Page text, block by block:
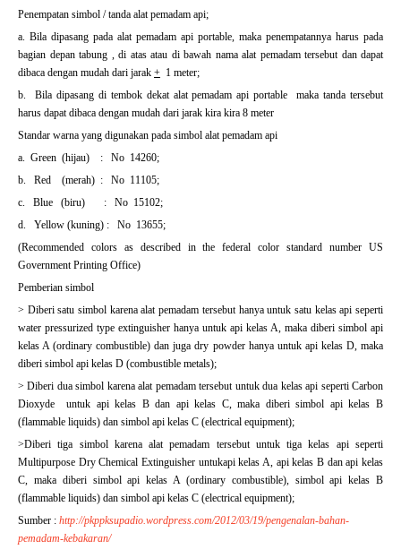
Penempatan simbol / tanda alat pemadam api;
a. Bila dipasang pada alat pemadam api portable, maka penempatannya harus pada
bagian depan tabung , di atas atau di bawah nama alat pemadam tersebut dan dapat
dibaca dengan mudah dari jarak + 1 meter;
b. Bila dipasang di tembok dekat alat pemadam api portable maka tanda tersebut
harus dapat dibaca dengan mudah dari jarak kira kira 8 meter
Standar warna yang digunakan pada simbol alat pemadam api
a. Green (hijau) : No 14260;
b. Red (merah) : No 11105;
c. Blue (biru) : No 15102;
d. Yellow (kuning) : No 13655;
(Recommended colors as described in the federal color standard number US
Government Printing Office)
Pemberian simbol
> Diberi satu simbol karena alat pemadam tersebut hanya untuk satu kelas api seperti
water pressurized type extinguisher hanya untuk api kelas A, maka diberi simbol api
kelas A (ordinary combustible) dan juga dry powder hanya untuk api kelas D, maka
diberi simbol api kelas D (combustible metals);
> Diberi dua simbol karena alat pemadam tersebut untuk dua kelas api seperti Carbon
Dioxyde untuk api kelas B dan api kelas C, maka diberi simbol api kelas B
(flammable liquids) dan simbol api kelas C (electrical equipment);
>Diberi tiga simbol karena alat pemadam tersebut untuk tiga kelas api seperti
Multipurpose Dry Chemical Extinguisher untukapi kelas A, api kelas B dan api kelas
C, maka diberi simbol api kelas A (ordinary combustible), simbol api kelas B
(flammable liquids) dan simbol api kelas C (electrical equipment);
Sumber : http://pkppksupadio.wordpress.com/2012/03/19/pengenalan-bahan-
pemadam-kebakaran/